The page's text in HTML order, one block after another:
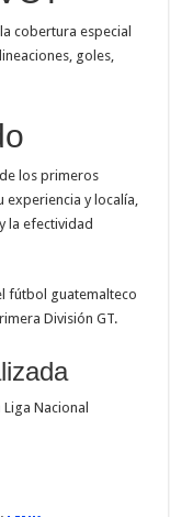
cobertura especial
goles,
los primeros
y localía,
la efectividad
fútbol guatemalteco
División GT.
Liga Nacional